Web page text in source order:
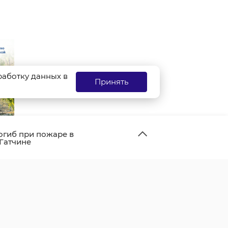
при пожаре в
данных в
Принять